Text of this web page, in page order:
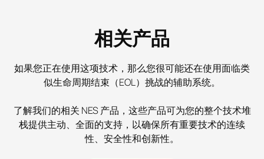
相关产品
如果您正在使用这项技术，那么您很可能还在使用面临类
似生命周期结束（EOL）挑战的辅助系统。
了解我们的相关 NES 产品，这些产品可为您的整个技术堆
栈提供主动、全面的支持，以确保所有重要技术的连续
性、安全性和创新性。